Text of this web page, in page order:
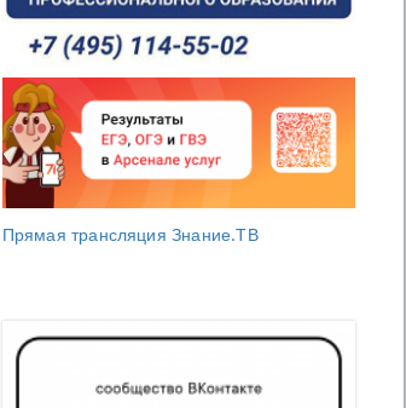
Прямая трансляция Знание.ТВ